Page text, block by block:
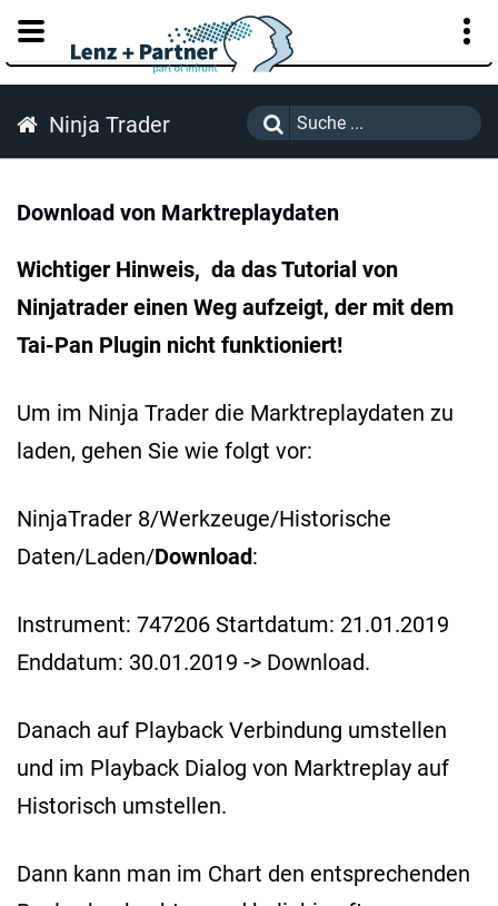
KUNDENPORTAL
Ninja Trader
Download von Marktreplaydaten
Wichtiger Hinweis, da das Tutorial von
Ninjatrader einen Weg aufzeigt, der mit dem
Tai-Pan Plugin nicht funktioniert!
Um im Ninja Trader die Marktreplaydaten zu
laden, gehen Sie wie folgt vor:
NinjaTrader 8/Werkzeuge/Historische
Daten/Laden/Download:
Instrument: 747206 Startdatum: 21.01.2019
Enddatum: 30.01.2019 -> Download.
Danach auf Playback Verbindung umstellen
und im Playback Dialog von Marktreplay auf
Historisch umstellen.
Dann kann man im Chart den entsprechenden